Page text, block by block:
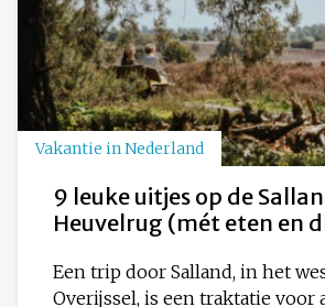
Vakantie in Nederland
9 leuke uitjes op de
Heuvelrug (mét eten en
Een trip door Salland, in het
Overijssel, is een traktatie voor